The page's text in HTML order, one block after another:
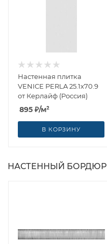
Настенная плитка
VENICE PERLA 25.1x70.9
от Керлайф (Россия)
895 ₽/м²
В КОРЗИНУ
НАСТЕННЫЙ БОРДЮР